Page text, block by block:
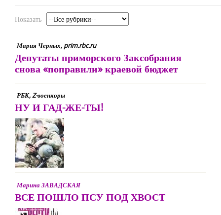
Показать
Мария Черных, prim.rbc.ru
Депутаты приморского Заксобрания
снова «поправили» краевой бюджет
РБК, Z-военкоры
НУ И ГАД-ЖЕ-ТЫ!
Марина ЗАВАДСКАЯ
ВСЕ ПОШЛО ПСУ ПОД ХВОСТ